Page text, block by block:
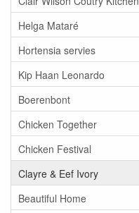
Helga Mataré
Hortensia servies
Kip Haan Leonardo
Boerenbont
Chicken Together
Chicken Festival
Clayre & Eef Ivory
Beautiful Home